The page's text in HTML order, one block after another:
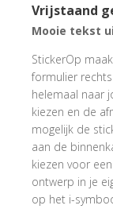
Vrijstaand
Mooie tekst
StickerOp
formulier
helemaal naar
kiezen en de
mogelijk de
aan de
kiezen voor
ontwerp in je
op het i-